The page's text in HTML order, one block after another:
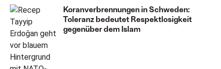
Koranverbrennungen in Schweden:
Toleranz bedeutet Respektlosigkeit
gegenüber dem Islam